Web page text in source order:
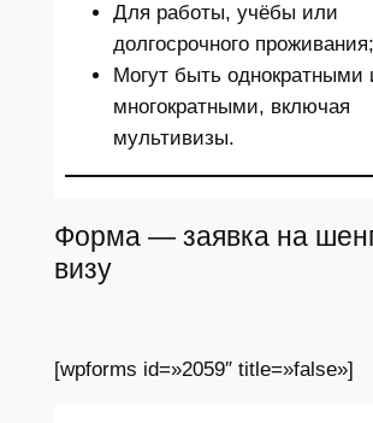
Для работы, учёбы или
долгосрочного проживания;
Могут быть однократными
многократными, включая
мультивизы.
Форма — заявка на
визу
[wpforms id=»2059″ title=»false»]